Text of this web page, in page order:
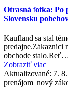
Otrasná fotka: Po
Slovensku
Kaufland sa stal
predajne.Zákazníci
obchode stalo.Reť…
Zobraziť viac
Aktualizované: 7.
prenájom, nový